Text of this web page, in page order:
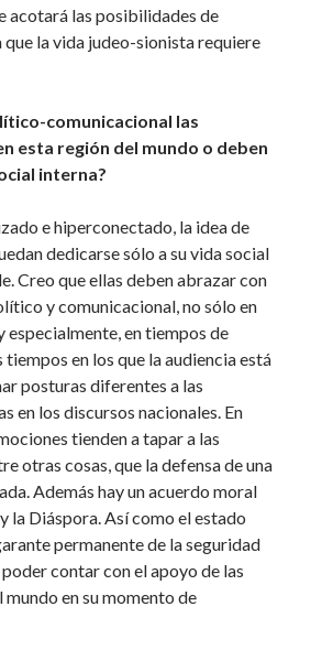
acotará las posibilidades de
la vida judeo-sionista requiere
comunicacional las
esta región del mundo o deben
interna?
e hiperconectado, la idea de
dedicarse sólo a su vida social
Creo que ellas deben abrazar con
y comunicacional, no sólo en
especialmente, en tiempos de
tiempos en los que la audiencia está
posturas diferentes a las
en los discursos nacionales. En
tienden a tapar a las
otras cosas, que la defensa de una
Además hay un acuerdo moral
la Diáspora. Así como el estado
permanente de la seguridad
contar con el apoyo de las
en su momento de